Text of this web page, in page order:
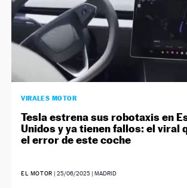
VIRALES MOTOR
Tesla estrena sus robotaxis en
Unidos y ya tienen fallos: el viral
el error de este coche
EL MOTOR | 25/06/2025| MADRID